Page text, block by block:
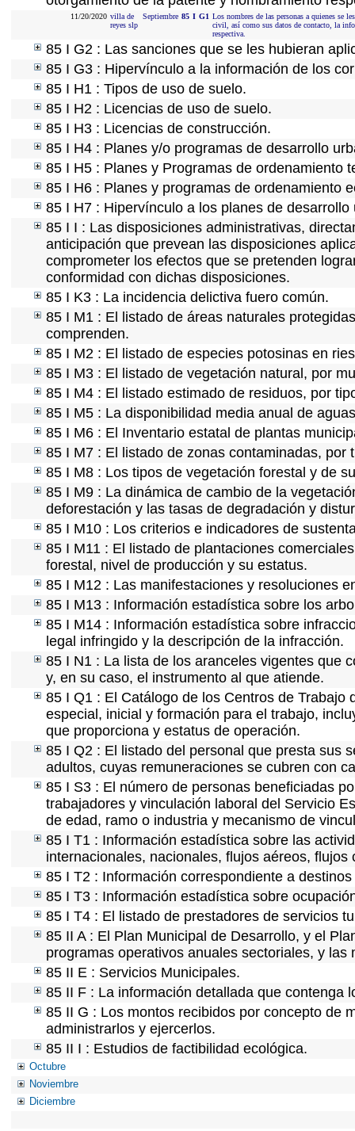
11/20/2020 villa de
reyes slp
Septiembre 85 I G1 Los nombres de las personas a quienes se
civil, así como sus datos de contacto, la
respectiva.
85 I G2 : Las sanciones que se les hubieran
85 I G3 : Hipervínculo a la información de los
85 I H1 : Tipos de uso de suelo.
85 I H2 : Licencias de uso de suelo.
85 I H3 : Licencias de construcción.
85 I H4 : Planes y/o programas de desarrollo
85 I H5 : Planes y Programas de ordenamiento
85 I H6 : Planes y programas de ordenamiento
85 I H7 : Hipervínculo a los planes de desarrollo
85 I I : Las disposiciones administrativas,
anticipación que prevean las disposiciones
comprometer los efectos que se pretenden
conformidad con dichas disposiciones.
85 I K3 : La incidencia delictiva fuero común.
85 I M1 : El listado de áreas naturales
comprenden.
85 I M2 : El listado de especies potosinas en
85 I M3 : El listado de vegetación natural, por
85 I M4 : El listado estimado de residuos, por
85 I M5 : La disponibilidad media anual de
85 I M6 : El Inventario estatal de plantas
85 I M7 : El listado de zonas contaminadas, por
85 I M8 : Los tipos de vegetación forestal y de
85 I M9 : La dinámica de cambio de la
deforestación y las tasas de degradación y
85 I M10 : Los criterios e indicadores de
85 I M11 : El listado de plantaciones
forestal, nivel de producción y su estatus.
85 I M12 : Las manifestaciones y resoluciones
85 I M13 : Información estadística sobre los
85 I M14 : Información estadística sobre
legal infringido y la descripción de la infracción.
85 I N1 : La lista de los aranceles vigentes que
y, en su caso, el instrumento al que atiende.
85 I Q1 : El Catálogo de los Centros de
especial, inicial y formación para el trabajo,
que proporciona y estatus de operación.
85 I Q2 : El listado del personal que presta sus
adultos, cuyas remuneraciones se cubren con
85 I S3 : El número de personas beneficiadas
trabajadores y vinculación laboral del Servicio
de edad, ramo o industria y mecanismo de
85 I T1 : Información estadística sobre las
internacionales, nacionales, flujos aéreos, flujos
85 I T2 : Información correspondiente a
85 I T3 : Información estadística sobre
85 I T4 : El listado de prestadores de servicios
85 II A : El Plan Municipal de Desarrollo, y el
programas operativos anuales sectoriales, y
85 II E : Servicios Municipales.
85 II F : La información detallada que contenga
85 II G : Los montos recibidos por concepto de
administrarlos y ejercerlos.
85 II I : Estudios de factibilidad ecológica.
Octubre
Noviembre
Diciembre